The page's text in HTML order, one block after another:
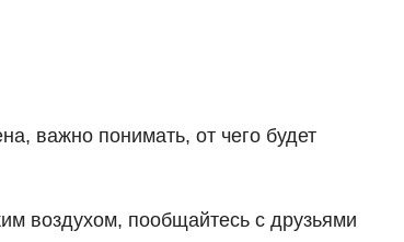
важно понимать, от чего будет
воздухом, пообщайтесь с друзьями